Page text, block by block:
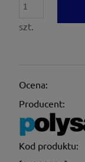
szt.
Ocena:
Producent:
Kod produktu: